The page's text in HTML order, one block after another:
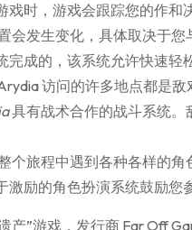
戏时，游戏会跟踪您的作
会发生变化，具体取决于
完成的，该系统允许快速轻
访问的许多地点都是
具有战术合作的战斗系统。
个旅程中遇到各种各样的
激励的角色扮演系统鼓励您
产”游戏，发行商 Far Off